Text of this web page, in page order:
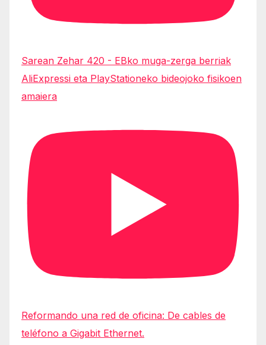
Sarean Zehar 420 - EBko muga-zerga berriak
AliExpressi eta PlayStationeko bideojoko fisikoen
amaiera
Reformando una red de oficina: De cables de
teléfono a Gigabit Ethernet.